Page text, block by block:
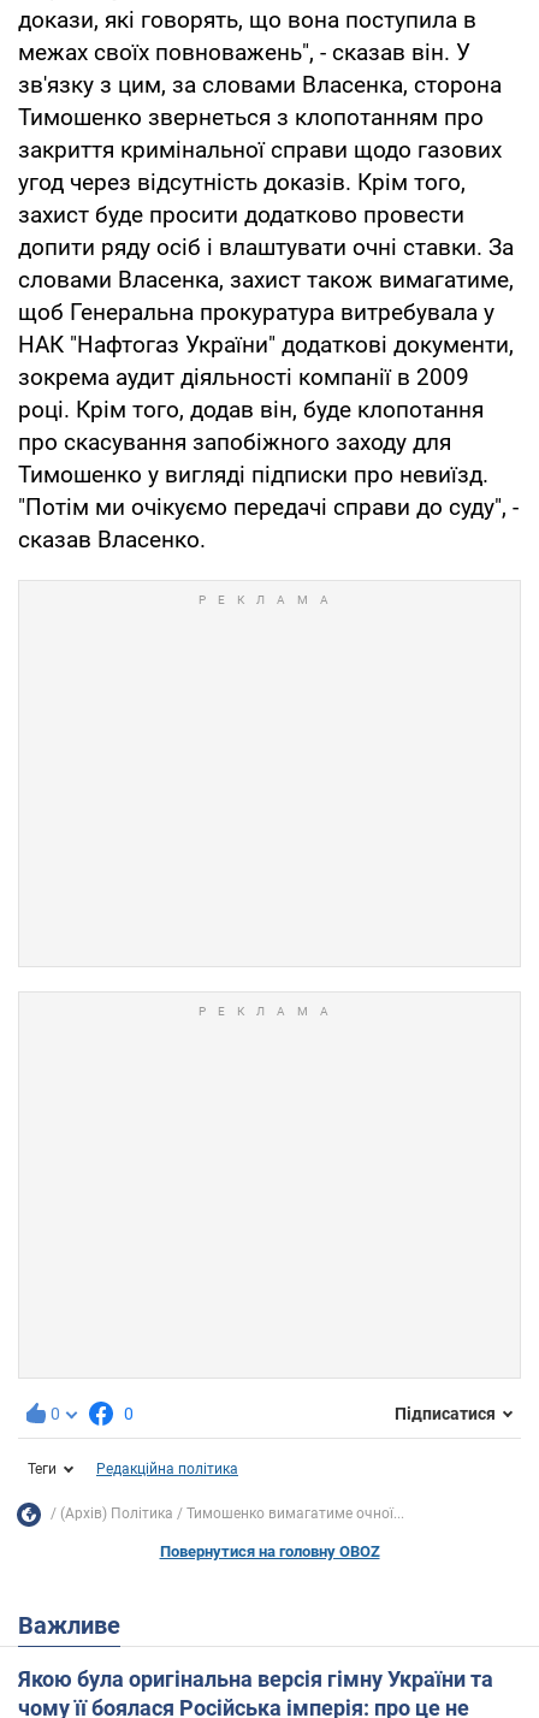
докази, які говорять, що вона поступила в
межах своїх повноважень", - сказав він. У
зв'язку з цим, за словами Власенка, сторона
Тимошенко звернеться з клопотанням про
закриття кримінальної справи щодо газових
угод через відсутність доказів. Крім того,
захист буде просити додатково провести
допити ряду осіб і влаштувати очні ставки. За
словами Власенка, захист також вимагатиме,
щоб Генеральна прокуратура витребувала у
НАК "Нафтогаз України" додаткові документи,
зокрема аудит діяльності компанії в 2009
році. Крім того, додав він, буде клопотання
про скасування запобіжного заходу для
Тимошенко у вигляді підписки про невиїзд.
"Потім ми очікуємо передачі справи до суду", -
сказав Власенко.
0 0 Підписатися
Теги Редакційна політика
(Архів) Політика Тимошенко вимагатиме очної...
Повернутися на головну OBOZ
Важливе
Якою була оригінальна версія гімну України та
чому її боялася Російська імперія: про це не